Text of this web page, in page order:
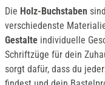
Die Holz-Buchstaben
verschiedenste
Gestalte individuelle
Schriftzüge für dein
sorgt dafür, dass du